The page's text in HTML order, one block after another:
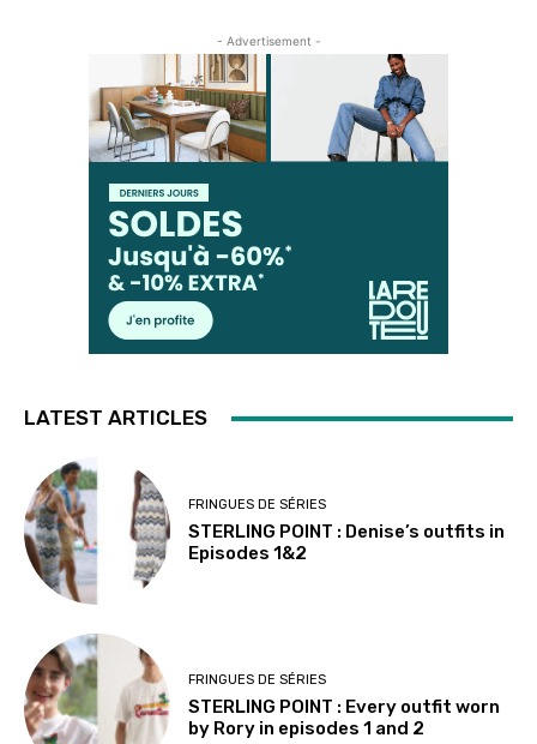
- Advertisement -
LATEST ARTICLES
FRINGUES DE SÉRIES
STERLING POINT : Denise’s outfits in
Episodes 1&2
FRINGUES DE SÉRIES
STERLING POINT : Every outfit worn
by Rory in episodes 1 and 2